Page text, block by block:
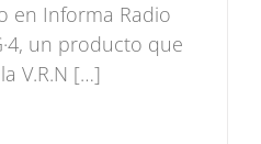
en Informa Radio
un producto que
V.R.N […]